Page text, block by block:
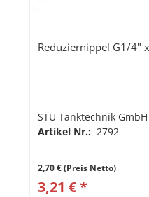
Reduziernippel G1/4"
STU Tanktechnik
Artikel Nr.: 2792
2,70 € (Preis Netto)
3,21 € *